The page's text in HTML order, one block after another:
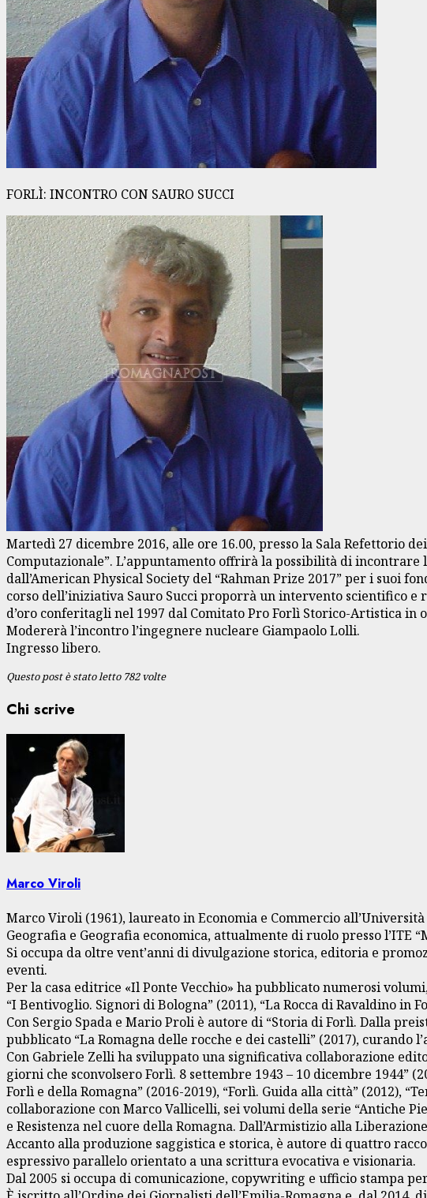
FORLÌ: INCONTRO CON SAURO SUCCI
Martedì 27 dicembre 2016, alle ore 16.00, presso la Sala Refettorio
Computazionale”. L’appuntamento offrirà la possibilità di
dall’American Physical Society del “Rahman Prize 2017” per i
corso dell’iniziativa Sauro Succi proporrà un intervento scientifico
d’oro conferitagli nel 1997 dal Comitato Pro Forlì Storico-Artistica in
Modererà l’incontro l’ingegnere nucleare Giampaolo Lolli.
Ingresso libero.
Questo post è stato letto 782 volte
Chi scrive
Marco Viroli
Marco Viroli (1961), laureato in Economia e Commercio
Geografia e Geografia economica, attualmente di ruolo presso l’ITE
Si occupa da oltre vent’anni di divulgazione storica, editoria e
eventi.
Per la casa editrice «Il Ponte Vecchio» ha pubblicato numerosi
“I Bentivoglio. Signori di Bologna” (2011), “La Rocca di Ravaldino in
Con Sergio Spada e Mario Proli è autore di “Storia di Forlì. Dalla
pubblicato “La Romagna delle rocche e dei castelli” (2017), curando
Con Gabriele Zelli ha sviluppato una significativa collaborazione
giorni che sconvolsero Forlì. 8 settembre 1943 – 10 dicembre 1944”
Forlì e della Romagna” (2016-2019), “Forlì. Guida alla città” (2012),
collaborazione con Marco Vallicelli, sei volumi della serie “Antiche
e Resistenza nel cuore della Romagna. Dall’Armistizio alla
Accanto alla produzione saggistica e storica, è autore di quattro
espressivo parallelo orientato a una scrittura evocativa e visionaria.
Dal 2005 si occupa di comunicazione, copywriting e ufficio stampa